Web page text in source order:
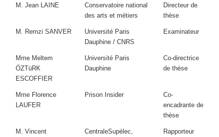
M. Jean LAINE
Conservatoire national
des arts et métiers
Directeur de
thèse
M. Remzi SANVER
Université Paris
Dauphine / CNRS
Examinateur
Mme Meltem
ÖZTüRK
ESCOFFIER
Université Paris
Dauphine
Co-directrice
de thèse
Mme Florence
LAUFER
Prison Insider
Co-
encadrante de
thèse
M. Vincent
CentraleSupélec,
Rapporteur